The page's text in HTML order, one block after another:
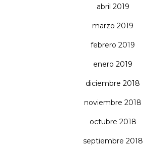
abril 2019
marzo 2019
febrero 2019
enero 2019
diciembre 2018
noviembre 2018
octubre 2018
septiembre 2018